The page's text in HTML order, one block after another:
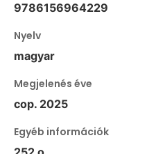
9786156964229
Nyelv
magyar
Megjelenés éve
cop. 2025
Egyéb információk